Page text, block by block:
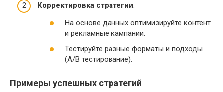
Корректировка стратегии:
На основе данных оптимизируйте контент
и рекламные кампании.
Тестируйте разные форматы и подходы
(A/B тестирование).
Примеры успешных стратегий